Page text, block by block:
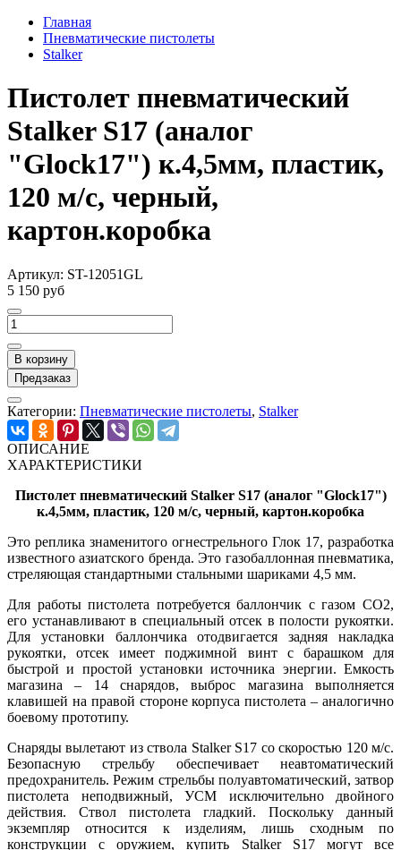
Главная
Пневматические пистолеты
Stalker
Пистолет пневматический
Stalker S17 (аналог
"Glock17") к.4,5мм, пластик,
120 м/с, черный,
картон.коробка
Артикул: ST-12051GL
5 150 руб
В корзину
Предзаказ
Категории: Пневматические пистолеты, Stalker
ОПИСАНИЕ
ХАРАКТЕРИСТИКИ
Пистолет пневматический Stalker S17 (аналог "Glock17")
к.4,5мм, пластик, 120 м/с, черный, картон.коробка
Это реплика знаменитого огнестрельного Глок 17, разработка
известного азиатского бренда. Это газобаллонная пневматика,
стреляющая стандартными стальными шариками 4,5 мм.
Для работы пистолета потребуется баллончик с газом CO2,
его устанавливают в специальный отсек в полости рукоятки.
Для установки баллончика отодвигается задняя накладка
рукоятки, отсек имеет поджимной винт с барашком для
быстрой и простой установки источника энергии. Емкость
магазина – 14 снарядов, выброс магазина выполняется
клавишей на правой стороне корпуса пистолета – аналогично
боевому прототипу.
Снаряды вылетают из ствола Stalker S17 со скоростью 120 м/с.
Безопасную стрельбу обеспечивает неавтоматический
предохранитель. Режим стрельбы полуавтоматический, затвор
пистолета неподвижный, УСМ исключительно двойного
действия. Ствол пистолета гладкий. Поскольку данный
экземпляр относится к изделиям, лишь сходным по
конструкции с оружием, купить Stalker S17 могут все